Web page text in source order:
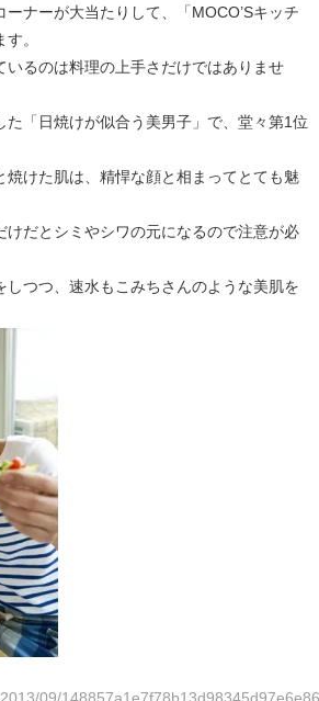
ナーが大当たりして、「MOCO’Sキッチ
。
いるのは料理の上手さだけではありませ
た「日焼けが似合う美男子」で、堂々第1位
焼けた肌は、精悍な顔と相まってとても魅
けだとシミやシワの元になるので注意が必
しつつ、速水もこみちさんのような美肌を